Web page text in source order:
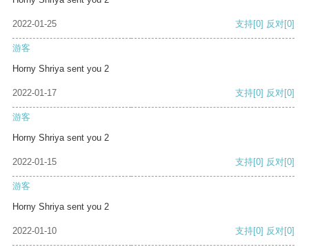
2022-01-25 支持[0] 反对[0]
游客
Horny Shriya sent you 2
2022-01-17 支持[0] 反对[0]
游客
Horny Shriya sent you 2
2022-01-15 支持[0] 反对[0]
游客
Horny Shriya sent you 2
2022-01-10 支持[0] 反对[0]